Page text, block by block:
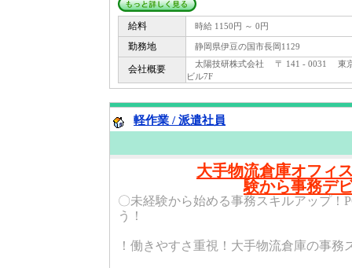
給料 時給 1150円 ～ 0円
勤務地 静岡県伊豆の国市長岡1129
会社概要
太陽技研株式会社 〒 141 - 0031 東
ビル7F
軽作業 / 派遣社員
大手物流倉庫オフィ
験から事務デ
〇未経験から始める事務スキルアップ！
う！
！働きやすさ重視！大手物流倉庫の事務